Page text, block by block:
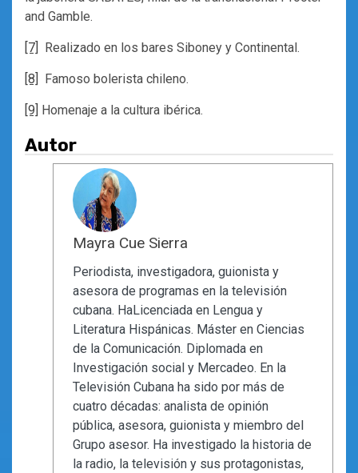
and Gamble.
[7] Realizado en los bares Siboney y Continental.
[8] Famoso bolerista chileno.
[9] Homenaje a la cultura ibérica.
Autor
Mayra Cue Sierra
Periodista, investigadora, guionista y
asesora de programas en la televisión
cubana. HaLicenciada en Lengua y
Literatura Hispánicas. Máster en Ciencias
de la Comunicación. Diplomada en
Investigación social y Mercadeo. En la
Televisión Cubana ha sido por más de
cuatro décadas: analista de opinión
pública, asesora, guionista y miembro del
Grupo asesor. Ha investigado la historia de
la radio, la televisión y sus protagonistas,